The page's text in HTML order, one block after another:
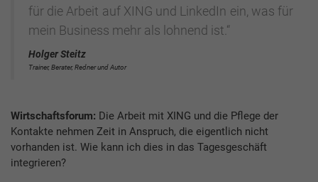
für die Arbeit auf XING und LinkedIn ein, was für
mein Business mehr als lohnend ist.“
Holger Steitz
Trainer, Berater, Redner und Autor
Wirtschaftsforum: Die Arbeit mit XING und die Pflege der
Kontakte nehmen Zeit in Anspruch, die eigentlich nicht
vorhanden ist. Wie kann ich dies in das Tagesgeschäft
integrieren?